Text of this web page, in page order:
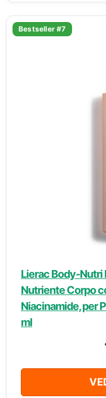
Bestseller #7
Lierac Body-Nutri
Nutriente Corpo
Niacinamide, per
ml